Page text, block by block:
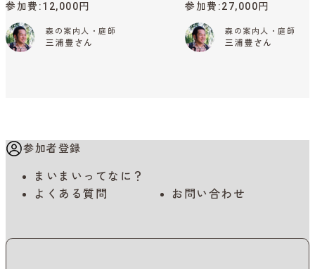
参加費 12,000円
森の案内人・庭師
三浦豊さん
参加費 27,000円
森の案内人・庭師
三浦豊さん
参加者登録
まいまいってなに？
よくある質問
お問い合わせ